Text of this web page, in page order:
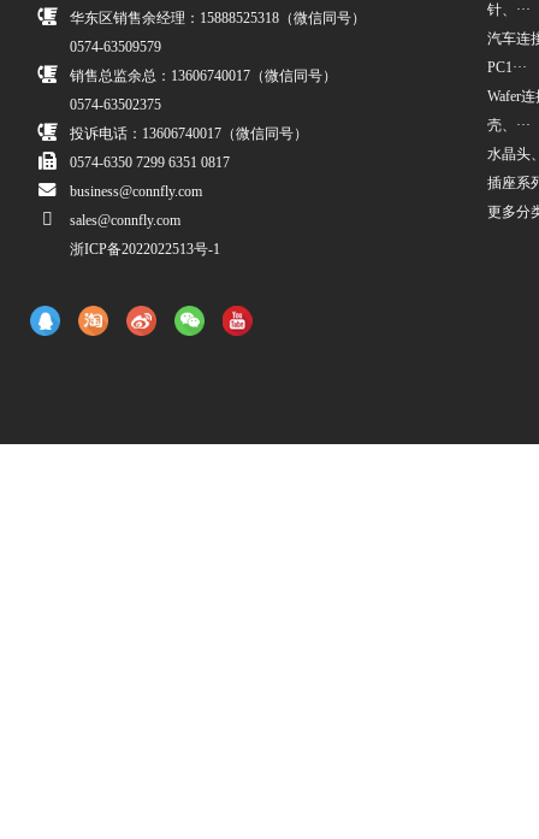
华东区销售余经理：15888525318（微信同号）
0574-63509579
销售总监余总：13606740017（微信同号）
0574-63502375
投诉电话：13606740017（微信同号）
0574-6350 7299 6351 0817
business@connfly.com
sales@connfly.com
浙ICP备2022022513号-1
针、···
汽车连
PC1···
Wafer
壳、···
水晶头
插座系
更多分